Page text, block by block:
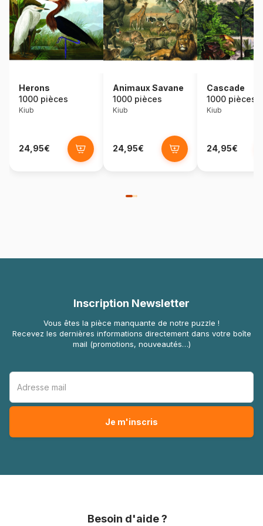
Herons
1000 pièces
Kiub
24,95€
Animaux Savane
1000 pièces
Kiub
24,95€
Cascade
1000 pièces
Kiub
24,95€
Inscription Newsletter
Vous êtes la pièce manquante de notre puzzle !
Recevez les dernières informations directement dans votre boîte
mail (promotions, nouveautés…)
Besoin d'aide ?